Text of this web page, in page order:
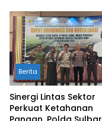
Berita
Sinergi Lintas Sektor
Perkuat Ketahanan